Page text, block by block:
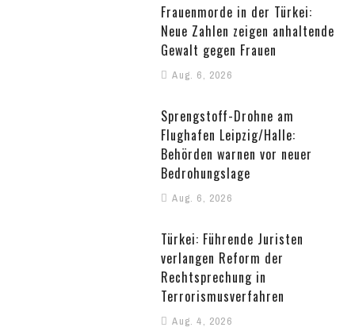
Frauenmorde in der Türkei:
Neue Zahlen zeigen anhaltende
Gewalt gegen Frauen
Aug. 6, 2026
Sprengstoff-Drohne am
Flughafen Leipzig/Halle:
Behörden warnen vor neuer
Bedrohungslage
Aug. 6, 2026
Türkei: Führende Juristen
verlangen Reform der
Rechtsprechung in
Terrorismusverfahren
Aug. 4, 2026